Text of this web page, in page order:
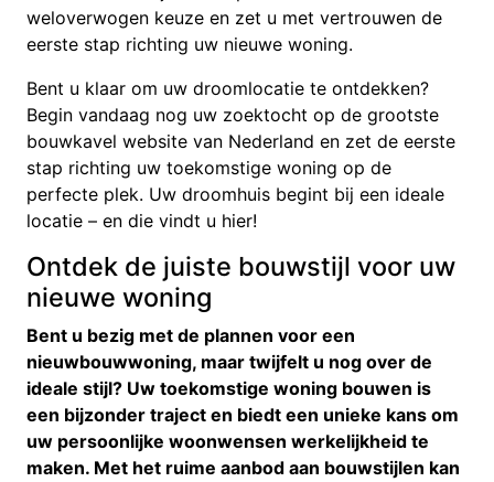
weloverwogen keuze en zet u met vertrouwen de
eerste stap richting uw nieuwe woning.
Bent u klaar om uw droomlocatie te ontdekken?
Begin vandaag nog uw zoektocht op de grootste
bouwkavel website van Nederland en zet de eerste
stap richting uw toekomstige woning op de
perfecte plek. Uw droomhuis begint bij een ideale
locatie – en die vindt u hier!
Ontdek de juiste bouwstijl voor uw
nieuwe woning
Bent u bezig met de plannen voor een
nieuwbouwwoning, maar twijfelt u nog over de
ideale stijl? Uw toekomstige woning bouwen is
een bijzonder traject en biedt een unieke kans om
uw persoonlijke woonwensen werkelijkheid te
maken. Met het ruime aanbod aan bouwstijlen kan